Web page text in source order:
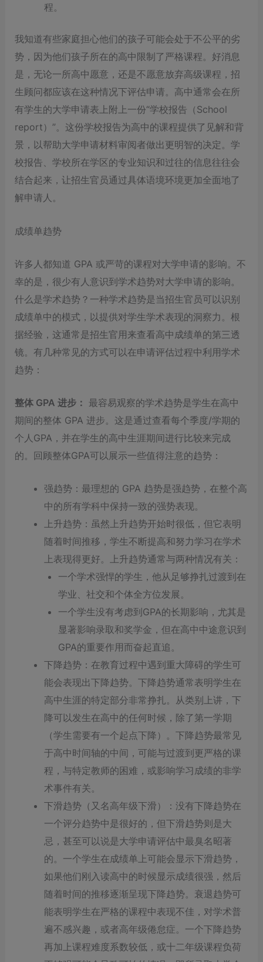
程。
我知道有些家庭担心他们的孩子可能会处于不公平的劣
势，因为他们孩子所在的高中限制了严格课程。好消息
是，无论一所高中愿意，还是不愿意放弃高级课程，招
生顾问都应该在这种情况下评估申请。高中通常会在所
有学生的大学申请表上附上一份“学校报告（School
report）”。这份学校报告为高中的课程提供了见解和背
景，以帮助大学申请材料审阅者做出更明智的决定。学
校报告、学校所在学区的专业知识和过往的信息往往会
结合起来，让招生官员通过具体语境环境更加全面地了
解申请人。
成绩单趋势
许多人都知道 GPA 或严苛的课程对大学申请的影响。不
幸的是，很少有人意识到学术趋势对大学申请的影响。
什么是学术趋势？一种学术趋势是当招生官员可以识别
成绩单中的模式，以提供对学生学术表现的洞察力。根
据经验，这通常是招生官用来查看高中成绩单的第三透
镜。有几种常见的方式可以在申请评估过程中利用学术
趋势：
整体 GPA 进步： 最容易观察的学术趋势是学生在高中
期间的整体 GPA 进步。这是通过查看每个季度/学期的
个人GPA，并在学生的高中生涯期间进行比较来完成
的。回顾整体GPA可以展示一些值得注意的趋势：
强趋势：最理想的 GPA 趋势是强趋势，在整个高
中的所有学科中保持一致的强势表现。
上升趋势：虽然上升趋势开始时很低，但它表明
随着时间推移，学生不断提高和努力学习在学术
上表现得更好。上升趋势通常与两种情况有关：
一个学术强悍的学生，他从足够挣扎过渡到在
学业、社交和个体全方位发展。
一个学生没有考虑到GPA的长期影响，尤其是
显著影响录取和奖学金，但在高中中途意识到
GPA的重要作用而奋起直追。
下降趋势：在教育过程中遇到重大障碍的学生可
能会表现出下降趋势。下降趋势通常表明学生在
高中生涯的特定部分非常挣扎。从类别上讲，下
降可以发生在高中的任何时候，除了第一学期
（学生需要有一个起点下降）。下降趋势最常见
于高中时间轴的中间，可能与过渡到更严格的课
程，与特定教师的困难，或影响学习成绩的非学
术事件有关。
下滑趋势（又名高年级下滑）：没有下降趋势在
一个评分趋势中是很好的，但下滑趋势则是大
忌，甚至可以说是大学申请评估中最臭名昭著
的。一个学生在成绩单上可能会显示下滑趋势，
如果他们刚入读高中的时候显示成绩很强，然后
随着时间的推移逐渐呈现下降趋势。衰退趋势可
能表明学生在严格的课程中表现不佳，对学术普
遍不感兴趣，或者高年级倦怠症。一个下降趋势
再加上课程难度系数较低，或十二年级课程负荷